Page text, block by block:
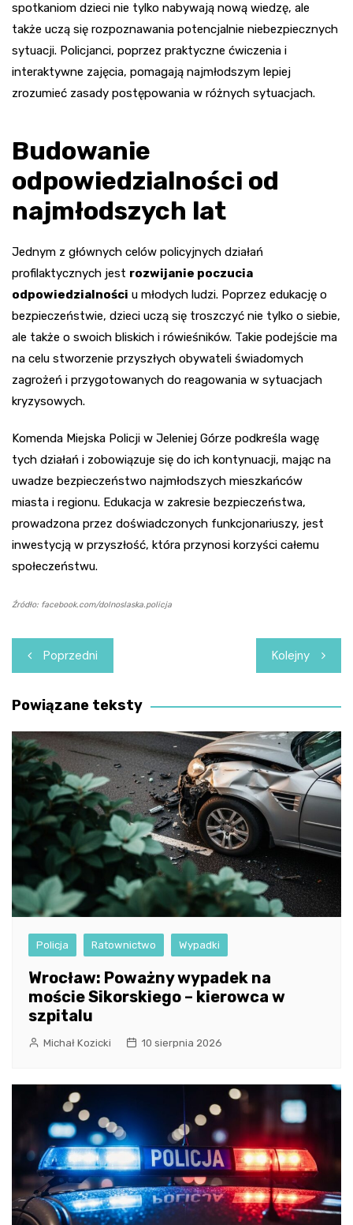
spotkaniom dzieci nie tylko nabywają nową wiedzę, ale
także uczą się rozpoznawania potencjalnie niebezpiecznych
sytuacji. Policjanci, poprzez praktyczne ćwiczenia i
interaktywne zajęcia, pomagają najmłodszym lepiej
zrozumieć zasady postępowania w różnych sytuacjach.
Budowanie
odpowiedzialności od
najmłodszych lat
Jednym z głównych celów policyjnych działań
profilaktycznych jest rozwijanie poczucia
odpowiedzialności u młodych ludzi. Poprzez edukację o
bezpieczeństwie, dzieci uczą się troszczyć nie tylko o siebie,
ale także o swoich bliskich i rówieśników. Takie podejście ma
na celu stworzenie przyszłych obywateli świadomych
zagrożeń i przygotowanych do reagowania w sytuacjach
kryzysowych.
Komenda Miejska Policji w Jeleniej Górze podkreśla wagę
tych działań i zobowiązuje się do ich kontynuacji, mając na
uwadze bezpieczeństwo najmłodszych mieszkańców
miasta i regionu. Edukacja w zakresie bezpieczeństwa,
prowadzona przez doświadczonych funkcjonariuszy, jest
inwestycją w przyszłość, która przynosi korzyści całemu
społeczeństwu.
Źródło: facebook.com/dolnoslaska.policja
Nawigacja
wpisu
Poprzedni Kolejny
Powiązane teksty
Policja Ratownictwo Wypadki
Wrocław: Poważny wypadek na
moście Sikorskiego – kierowca w
szpitalu
Michał Kozicki 10 sierpnia 2026